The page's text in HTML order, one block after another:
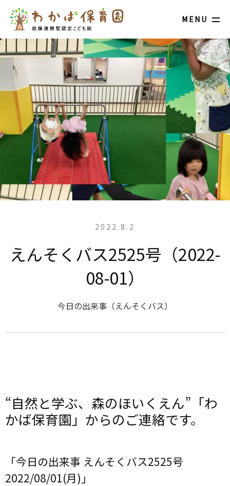
MENU
2022.8.2
えんそくバス2525号（2022-
08-01）
今日の出来事（えんそくバス）
“自然と学ぶ、森のほいくえん”「わ
かば保育園」からのご連絡です。
「今日の出来事 えんそくバス2525号
2022/08/01(月)」